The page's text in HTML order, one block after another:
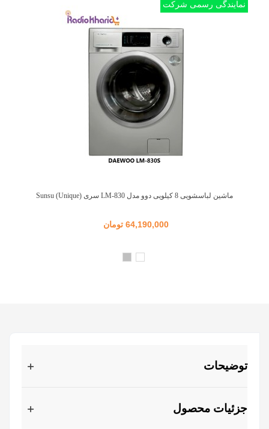
نمایندگی رسمی شرکت
ماشین لباسشویی 8 کیلویی دوو مدل LM-830 سری Sunsu (Unique)
64,190,000 تومان
توضیحات
جزئیات محصول